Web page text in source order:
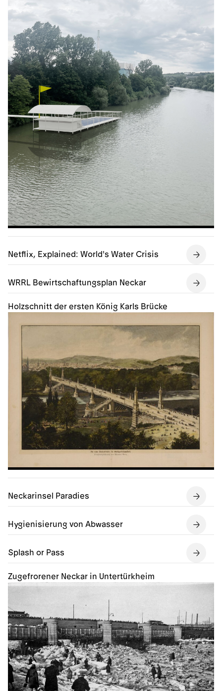
Netflix, Explained: World's Water Crisis
WRRL Bewirtschaftungsplan Neckar
Holzschnitt der ersten König Karls Brücke
Neckarinsel Paradies
Hygienisierung von Abwasser
Splash or Pass
Zugefrorener Neckar in Untertürkheim